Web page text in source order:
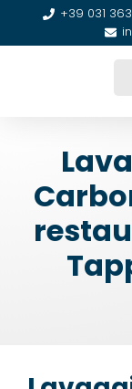
+39 031